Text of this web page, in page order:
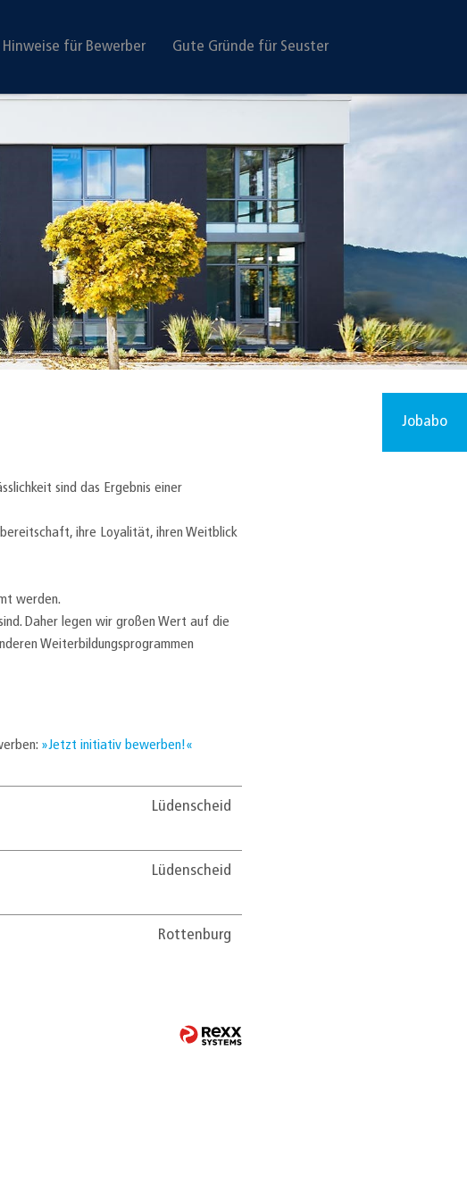
Hinweise für Bewerber Gute Gründe für Seuster
sind das Ergebnis einer
ihre Loyalität, ihren Weitblick
werden.
Daher legen wir großen Wert auf die
Weiterbildungsprogrammen
Jetzt initiativ bewerben!
Lüdenscheid
Lüdenscheid
Rottenburg
Jobabo